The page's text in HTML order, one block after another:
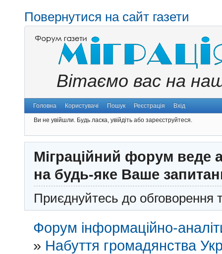
Повернутися на сайт газети
Вітаємо вас на
Головна Користувачі Пошук Реєстрація Вхід
Ви не увійшли. Будь ласка, увійдіть або зареєструйтеся.
Міграційний форум веде
на будь-яке Ваше
Приєднуйтесь до обговорення
Форум інформаційно-
» Набуття громадянства